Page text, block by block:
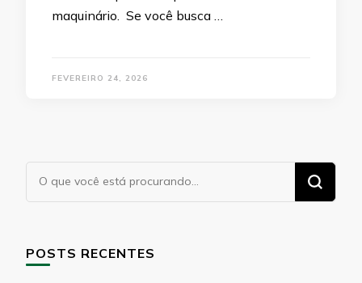
maquinário. Se você busca …
FEVEREIRO 24, 2026
Procurando
algo?
POSTS RECENTES